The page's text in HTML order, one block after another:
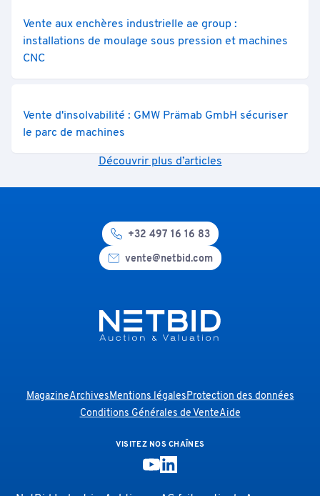
Vente aux enchères industrielle ae group :
installations de moulage sous pression et machines
CNC
Vente d'insolvabilité : GMW Prämab GmbH sécuriser
le parc de machines
Découvrir plus d’articles
+32 497 16 16 83
vente@netbid.com
MagazineArchivesMentions légalesProtection des données
Conditions Générales de VenteAide
VISITEZ NOS CHAÎNES